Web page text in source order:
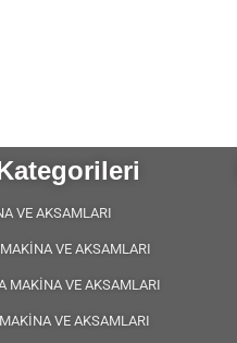
VE AKSAMLARI
VE AKSAMLARI
MAKİNA VE AKSAMLARI
VE AKSAMLARI